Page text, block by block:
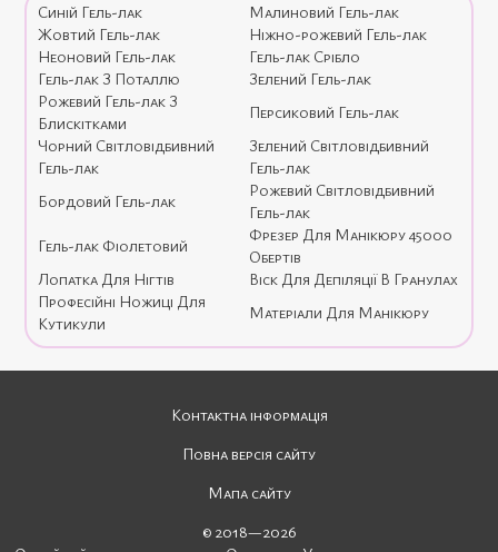
Синій Гель-лак
Малиновий Гель-лак
Жовтий Гель-лак
Ніжно-рожевий Гель-лак
Неоновий Гель-лак
Гель-лак Срібло
Гель-лак З Поталлю
Зелений Гель-лак
Рожевий Гель-лак З
Блискітками
Персиковий Гель-лак
Чорний Світловідбивний
Гель-лак
Зелений Світловідбивний
Гель-лак
Бордовий Гель-лак
Рожевий Світловідбивний
Гель-лак
Гель-лак Фіолетовий
Фрезер Для Манікюру 45000
Обертів
Лопатка Для Нігтів
Віск Для Депіляції В Гранулах
Професійні Ножиці Для
Кутикули
Матеріали Для Манікюру
Контактна інформація
Повна версія сайту
Мапа сайту
© 2018—2026